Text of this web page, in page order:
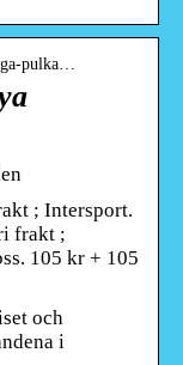
pulka…
; Intersport.
frakt ;
105 kr + 105
och
i